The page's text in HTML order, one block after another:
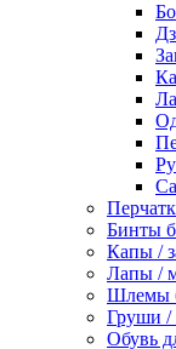
Бинты
Капы /
Лапы /
Шлемы
Груши /
Обувь